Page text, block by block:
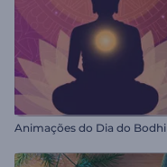
Animações do Dia do Bodhi